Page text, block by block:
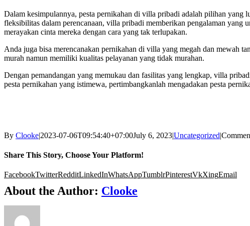
Dalam kesimpulannya, pesta pernikahan di villa pribadi adalah pilihan yang
fleksibilitas dalam perencanaan, villa pribadi memberikan pengalaman yang
merayakan cinta mereka dengan cara yang tak terlupakan.
Anda juga bisa merencanakan pernikahan di villa yang megah dan mewah
murah namun memiliki kualitas pelayanan yang tidak murahan.
Dengan pemandangan yang memukau dan fasilitas yang lengkap, villa
pesta pernikahan yang istimewa, pertimbangkanlah mengadakan pesta
By Clooke|2023-07-06T09:54:40+07:00July 6, 2023|Uncategorized|
Share This Story, Choose Your Platform!
FacebookTwitterRedditLinkedInWhatsAppTumblrPinterestVkXingEmail
About the Author: Clooke